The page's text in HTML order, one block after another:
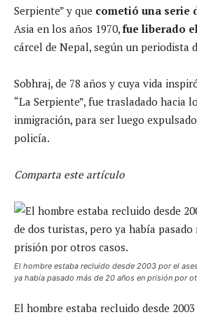
Serpiente” y que cometió una serie
Asia en los años 1970, fue liberado
cárcel de Nepal, según un periodista
Sobhraj, de 78 años y cuya vida
“La Serpiente”, fue trasladado hacia
inmigración, para ser luego
policía.
Comparta este artículo
El hombre estaba recluido desde 2003 por el
ya había pasado más de 20 años en prisión por
El hombre estaba recluido desde